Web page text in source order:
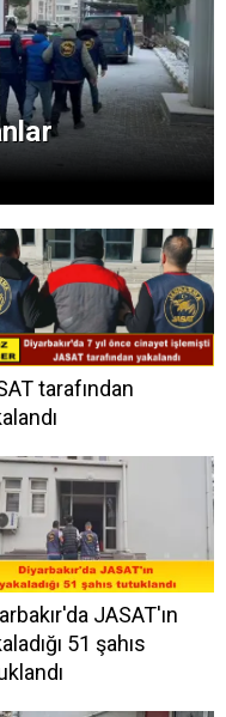
tarafından
JASAT'ın
51 şahıs